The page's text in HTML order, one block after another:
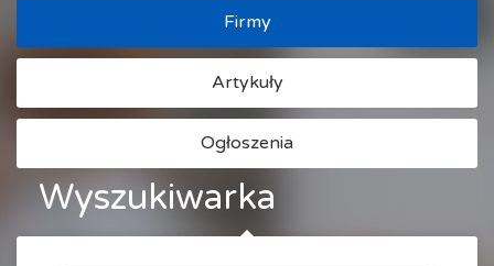
Firmy
Artykuły
Ogłoszenia
Wyszukiwarka